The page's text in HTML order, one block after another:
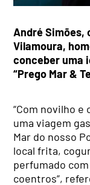
André Simões,
Vilamoura,
conceber uma
“Prego Mar &
“Com novilho
uma viagem
Mar do nosso
local frita,
perfumado
coentros”,